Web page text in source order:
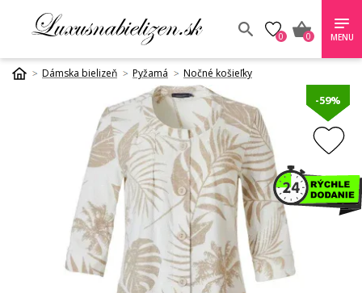
0 0 MENU
Dámska bielizeň Pyžamá Nočné košieľky
-59%